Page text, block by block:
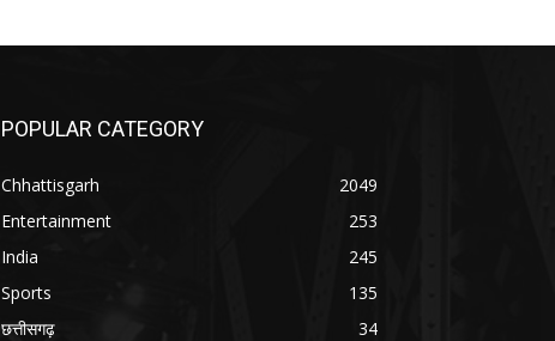
POPULAR CATEGORY
Chhattisgarh
2049
Entertainment
253
India
245
Sports
135
छत्तीसगढ़
34